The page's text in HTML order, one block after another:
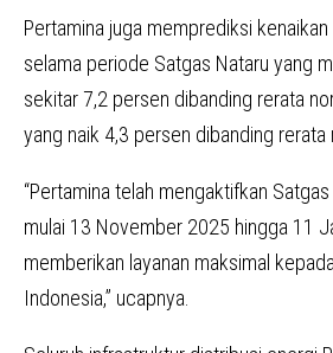
Pertamina juga memprediksi kenaikan
selama periode Satgas Nataru yang
sekitar 7,2 persen dibanding rerata
yang naik 4,3 persen dibanding rerata
“Pertamina telah mengaktifkan
mulai 13 November 2025 hingga 11
memberikan layanan maksimal
Indonesia,” ucapnya.